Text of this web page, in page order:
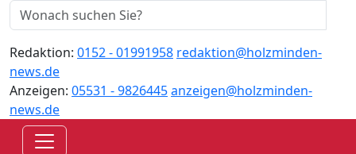
Redaktion: 0152 - 01991958 redaktion@holzminden-
news.de
Anzeigen: 05531 - 9826445anzeigen@holzminden-
news.de